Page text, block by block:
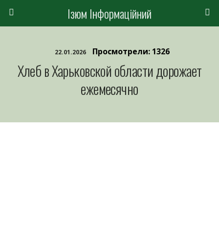
Ізюм Інформаційний
22.01.2026 Просмотрели: 1326
Хлеб в Харьковской области дорожает
ежемесячно